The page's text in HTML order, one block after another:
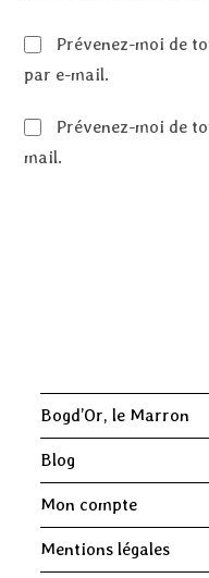
Prévenez-moi de
par e-mail.
Prévenez-moi de
mail.
Bogd’Or, le Marron
Blog
Mon compte
Mentions légales